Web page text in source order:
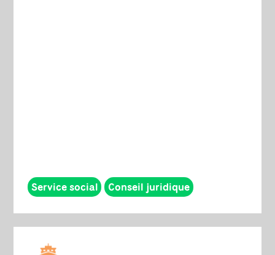
Service social Conseil juridique